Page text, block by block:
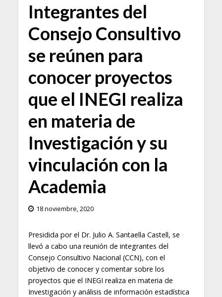
Integrantes del
Consejo Consultivo
se reúnen para
conocer proyectos
que el INEGI realiza
en materia de
Investigación y su
vinculación con la
Academia
18 noviembre, 2020
Presidida por el Dr. Julio A. Santaella Castell, se
llevó a cabo una reunión de integrantes del
Consejo Consultivo Nacional (CCN), con el
objetivo de conocer y comentar sobre los
proyectos que el INEGI realiza en materia de
Investigación y análisis de información estadística